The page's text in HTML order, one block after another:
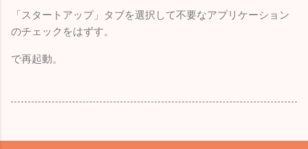
「スタートアップ」タブを選択して不要なアプリケーション
のチェックをはずす。
で再起動。